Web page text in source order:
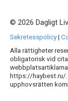
© 2026 Dagligt Liv
Sekretesspolicy|
Alla rättigheter
obligatorisk vid
https://haybest.ru/
upphovsrätten